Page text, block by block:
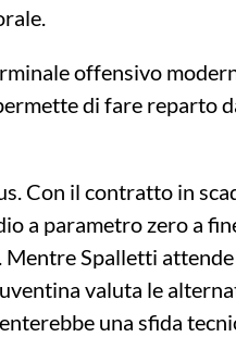
offensivo
di fare reparto
Con il contratto in
a parametro zero a
Spalletti
valuta le
una sfida